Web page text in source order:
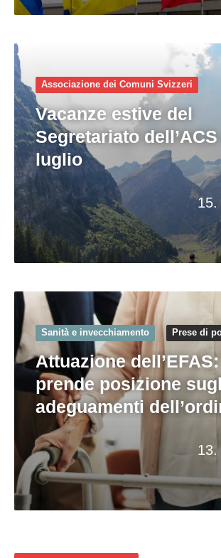
15.
Associazione dei Comuni Svizzeri
Vacanze estive del
Segretariato
luglio
13.
Sanità e invecchiamento Prese di
Attuazione dell’EFAS:
prende posizione
adeguamenti